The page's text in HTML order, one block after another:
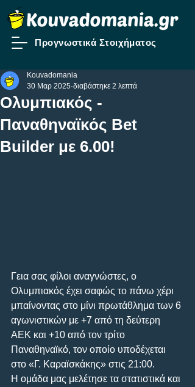
Προγνωστικά Στοιχήματος
Ολυμπιακός -
Παναθηναϊκός Bet
Builder με 6.00!
Kouvadomania
30 Μαρ 2025 διαβάστηκε 2 λεπτά
Γεια σας φίλοι αναγνώστες, ο
Ολυμπιακός έχει σαφώς το πάνω χέρι
μπαίνοντας στο μίνι πρωτάθλημα των 6
αγωνιστικών με +7 από τη δεύτερη
ΑΕΚ και +10 από τον τρίτο
Παναθηναϊκό, τον οποίο υποδέχεται
στο «Γ. Καραϊσκάκης» στις 21:00.
Η ομάδα μας μελέτησε τα στατιστικά και